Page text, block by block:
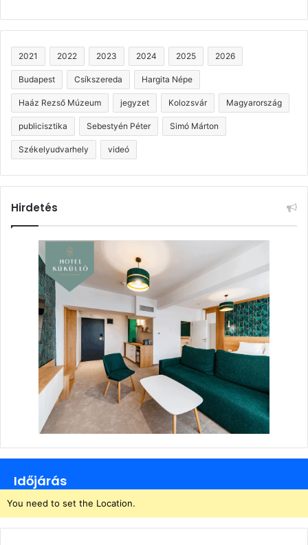
2021 2022 2023 2024 2025 2026
Budapest Csíkszereda Hargita Népe
Haáz Rezső Múzeum jegyzet Kolozsvár Magyarország
publicisztika Sebestyén Péter Simó Márton
Székelyudvarhely videó
Hirdetés
Időjárás
You need to set the Location.